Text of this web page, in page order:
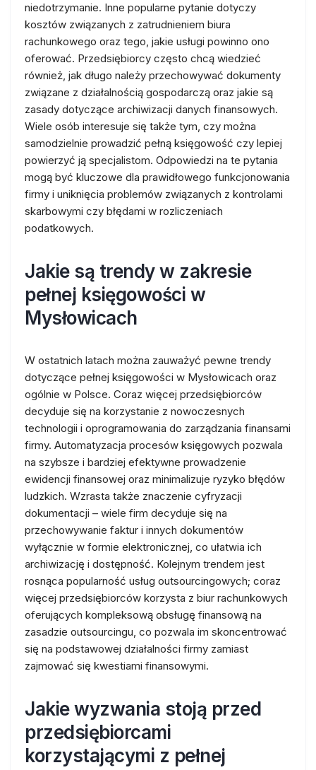
niedotrzymanie. Inne popularne pytanie dotyczy
kosztów związanych z zatrudnieniem biura
rachunkowego oraz tego, jakie usługi powinno ono
oferować. Przedsiębiorcy często chcą wiedzieć
również, jak długo należy przechowywać dokumenty
związane z działalnością gospodarczą oraz jakie są
zasady dotyczące archiwizacji danych finansowych.
Wiele osób interesuje się także tym, czy można
samodzielnie prowadzić pełną księgowość czy lepiej
powierzyć ją specjalistom. Odpowiedzi na te pytania
mogą być kluczowe dla prawidłowego funkcjonowania
firmy i uniknięcia problemów związanych z kontrolami
skarbowymi czy błędami w rozliczeniach
podatkowych.
Jakie są trendy w zakresie
pełnej księgowości w
Mysłowicach
W ostatnich latach można zauważyć pewne trendy
dotyczące pełnej księgowości w Mysłowicach oraz
ogólnie w Polsce. Coraz więcej przedsiębiorców
decyduje się na korzystanie z nowoczesnych
technologii i oprogramowania do zarządzania finansami
firmy. Automatyzacja procesów księgowych pozwala
na szybsze i bardziej efektywne prowadzenie
ewidencji finansowej oraz minimalizuje ryzyko błędów
ludzkich. Wzrasta także znaczenie cyfryzacji
dokumentacji – wiele firm decyduje się na
przechowywanie faktur i innych dokumentów
wyłącznie w formie elektronicznej, co ułatwia ich
archiwizację i dostępność. Kolejnym trendem jest
rosnąca popularność usług outsourcingowych; coraz
więcej przedsiębiorców korzysta z biur rachunkowych
oferujących kompleksową obsługę finansową na
zasadzie outsourcingu, co pozwala im skoncentrować
się na podstawowej działalności firmy zamiast
zajmować się kwestiami finansowymi.
Jakie wyzwania stoją przed
przedsiębiorcami
korzystającymi z pełnej